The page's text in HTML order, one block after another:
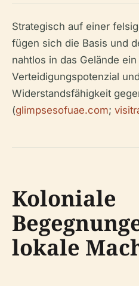
Strategisch auf einer
fügen sich die Basis und
nahtlos in das Gelände
Verteidigungspotenzial
Widerstandsfähigkeit
(glimpsesofuae.com;
Koloniale
lokale